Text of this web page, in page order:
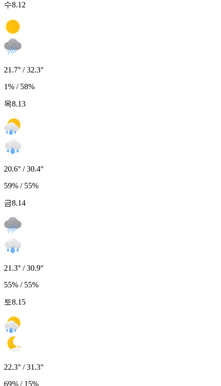
수8.12
21.7° / 32.3°
1% / 58%
목8.13
20.6° / 30.4°
59% / 55%
금8.14
21.3° / 30.9°
55% / 55%
토8.15
22.3° / 31.3°
69% / 15%